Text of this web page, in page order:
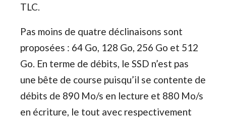
TLC.
Pas moins de quatre déclinaisons sont
proposées : 64 Go, 128 Go, 256 Go et 512
Go. En terme de débits, le SSD n’est pas
une bête de course puisqu’il se contente de
débits de 890 Mo/s en lecture et 880 Mo/s
en écriture, le tout avec respectivement